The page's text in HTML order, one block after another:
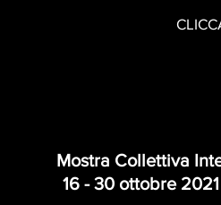
Mostra Collettiva
16 - 30 ottobre